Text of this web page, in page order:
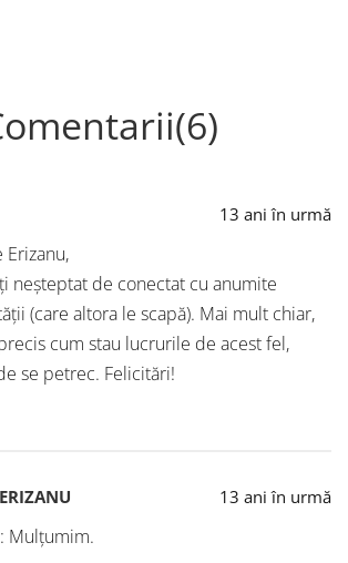
13 ani în urmă
Erizanu,
neșteptat de conectat cu anumite
(care altora le scapă). Mai mult chiar,
cum stau lucrurile de acest fel,
se petrec. Felicitări!
13 ani în urmă
Mulțumim.